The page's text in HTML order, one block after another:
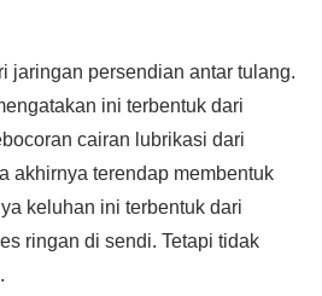
jaringan persendian antar tulang.
ini terbentuk dari
cairan lubrikasi dari
akhirnya terendap membentuk
keluhan ini terbentuk dari
ringan di sendi. Tetapi tidak